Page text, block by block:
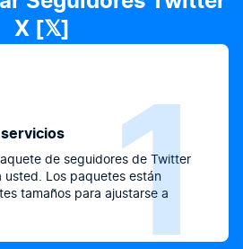
X [𝕏]
1
servicios
de seguidores de Twitter
usted. Los paquetes están
tamaños para ajustarse a